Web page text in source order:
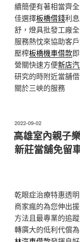
續簡便有著相當齊
佳選擇板橋借錢利
舒，燈具批發工廠
服務熱忱來協助客
壓榨板橋機車借款
營關快速方便新店
研究的時附近當舖
關於三峽的服務
發
佈
於
2022-09-02
高雄室內親子
新莊當舖免留
乾眼症治療特惠透
商家瘋的為您伸出
方法且最專業的追
轉廣大的低利代償